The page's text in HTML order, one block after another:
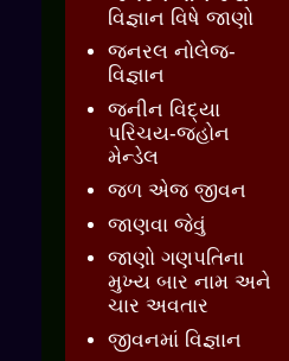
વિજ્ઞાન વિષે જાણો
જનરલ નોલેજ-
વિજ્ઞાન
જનીન વિદ્યા
પરિચય-જ્હોન
મેન્ડેલ
જળ એજ જીવન
જાણવા જેવું
જાણો ગણપતિના
મુખ્ય બાર નામ અને
ચાર અવતાર
જીવનમાં વિજ્ઞાન